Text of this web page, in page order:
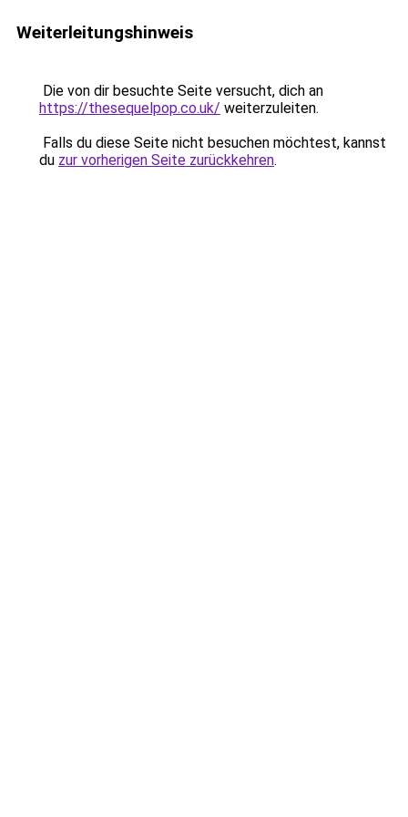
Weiterleitungshinweis
Die von dir besuchte Seite versucht, dich an
https://thesequelpop.co.uk/ weiterzuleiten.
Falls du diese Seite nicht besuchen möchtest, kannst
du zur vorherigen Seite zurückkehren.